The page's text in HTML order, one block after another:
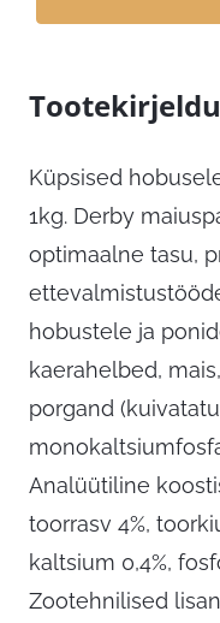
Küpsised
1kg. Derby
optimaalne tasu,
hobustele ja
kaerahelbed,
porgand
Analüütiline
toorrasv 4%,
kaltsium 0,4%,
Zootehnilised